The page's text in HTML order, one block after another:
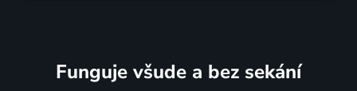
Funguje všude a bez sekání